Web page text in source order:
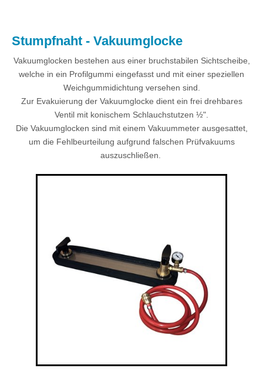
Stumpfnaht - Vakuumglocke
Vakuumglocken bestehen aus einer bruchstabilen Sichtscheibe,
welche in ein Profilgummi eingefasst und mit einer speziellen
Weichgummidichtung versehen sind.
Zur Evakuierung der Vakuumglocke dient ein frei drehbares
Ventil mit konischem Schlauchstutzen ½".
Die Vakuumglocken sind mit einem Vakuummeter ausgesattet,
um die Fehlbeurteilung aufgrund falschen Prüfvakuums
auszuschließen.